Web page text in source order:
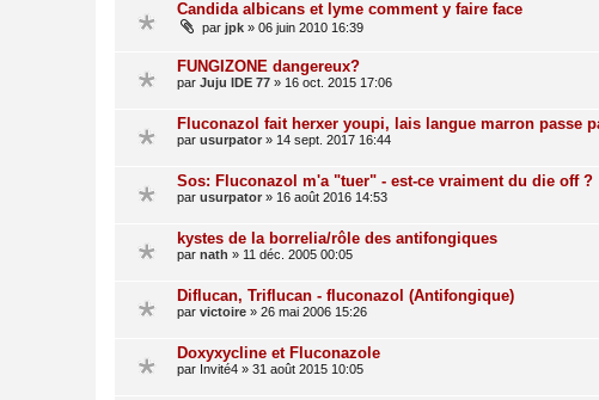
Candida albicans et lyme comment y faire face
par jpk » 06 juin 2010 16:39
FUNGIZONE dangereux?
par Juju IDE 77 » 16 oct. 2015 17:06
Fluconazol fait herxer youpi, lais langue marron passe
par usurpator » 14 sept. 2017 16:44
Sos: Fluconazol m'a "tuer" - est-ce vraiment du die off ?
par usurpator » 16 août 2016 14:53
kystes de la borrelia/rôle des antifongiques
par nath » 11 déc. 2005 00:05
Diflucan, Triflucan - fluconazol (Antifongique)
par victoire » 26 mai 2006 15:26
Doxyxycline et Fluconazole
par Invité4 » 31 août 2015 10:05